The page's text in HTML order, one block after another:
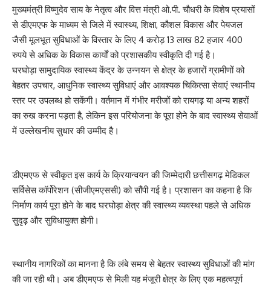
मुख्यमंत्री विष्णुदेव साय के नेतृत्व और वित्त मंत्री ओ.पी. चौधरी के विशेष प्रयासों
से डीएमएफ के माध्यम से जिले में स्वास्थ्य, शिक्षा, कौशल विकास और पेयजल
जैसी मूलभूत सुविधाओं के विस्तार के लिए 4 करोड़ 13 लाख 82 हजार 400
रुपये से अधिक के विकास कार्यों को प्रशासकीय स्वीकृति दी गई है।
घरघोड़ा सामुदायिक स्वास्थ्य केंद्र के उन्नयन से क्षेत्र के हजारों ग्रामीणों को
बेहतर उपचार, आधुनिक स्वास्थ्य सुविधाएं और आवश्यक चिकित्सा सेवाएं स्थानीय
स्तर पर उपलब्ध हो सकेंगी। वर्तमान में गंभीर मरीजों को रायगढ़ या अन्य शहरों
का रुख करना पड़ता है, लेकिन इस परियोजना के पूरा होने के बाद स्वास्थ्य सेवाओं
में उल्लेखनीय सुधार की उम्मीद है।
डीएमएफ से स्वीकृत इस कार्य के क्रियान्वयन की जिम्मेदारी छत्तीसगढ़ मेडिकल
सर्विसेस कॉर्पोरेशन (सीजीएमएससी) को सौंपी गई है। प्रशासन का कहना है कि
निर्माण कार्य पूरा होने के बाद घरघोड़ा क्षेत्र की स्वास्थ्य व्यवस्था पहले से अधिक
सुदृढ़ और सुविधायुक्त होगी।
स्थानीय नागरिकों का मानना है कि लंबे समय से बेहतर स्वास्थ्य सुविधाओं की मांग
की जा रही थी। अब डीएमएफ से मिली यह मंजूरी क्षेत्र के लिए एक महत्वपूर्ण